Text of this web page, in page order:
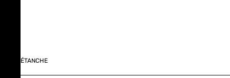
ÉTANCHE